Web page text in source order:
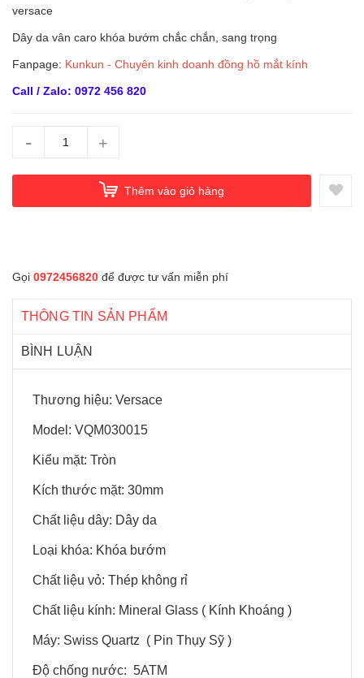
versace
Dây da vân caro khóa bướm chắc chắn, sang trọng
Fanpage: Kunkun - Chuyên kinh doanh đồng hồ mắt kính
Call / Zalo: 0972 456 820
- +
Thêm vào giỏ hàng
Gọi 0972456820 để được tư vấn miễn phí
THÔNG TIN SẢN PHẨM
BÌNH LUẬN
Thương hiệu: Versace
Model: VQM030015
Kiểu mặt: Tròn
Kích thước mặt: 30mm
Chất liệu dây: Dây da
Loại khóa: Khóa bướm
Chất liệu vỏ: Thép không rỉ
Chất liệu kính: Mineral Glass ( Kính Khoáng )
Máy: Swiss Quartz ( Pin Thụy Sỹ )
Độ chống nước: 5ATM